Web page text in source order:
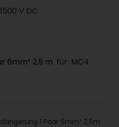
V DC
6mm² 2,5 m für MC4
1 Paar 6mm² 2,5m